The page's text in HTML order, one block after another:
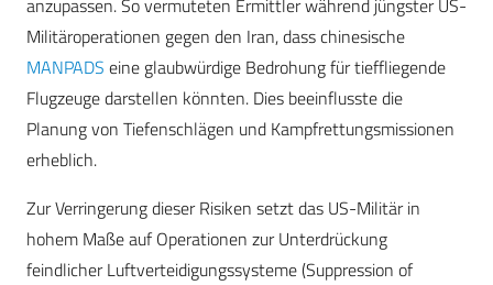
Militäroperationen gegen den Iran, dass chinesische
MANPADS eine glaubwürdige Bedrohung für tieffliegende
Flugzeuge darstellen könnten. Dies beeinflusste die
Planung von Tiefenschlägen und Kampfrettungsmissionen
erheblich.
Zur Verringerung dieser Risiken setzt das US-Militär in
hohem Maße auf Operationen zur Unterdrückung
feindlicher Luftverteidigungssysteme (Suppression of